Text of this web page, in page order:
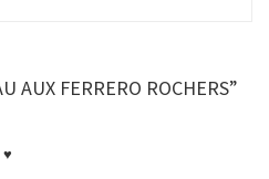
AUX FERRERO ROCHERS”
♥